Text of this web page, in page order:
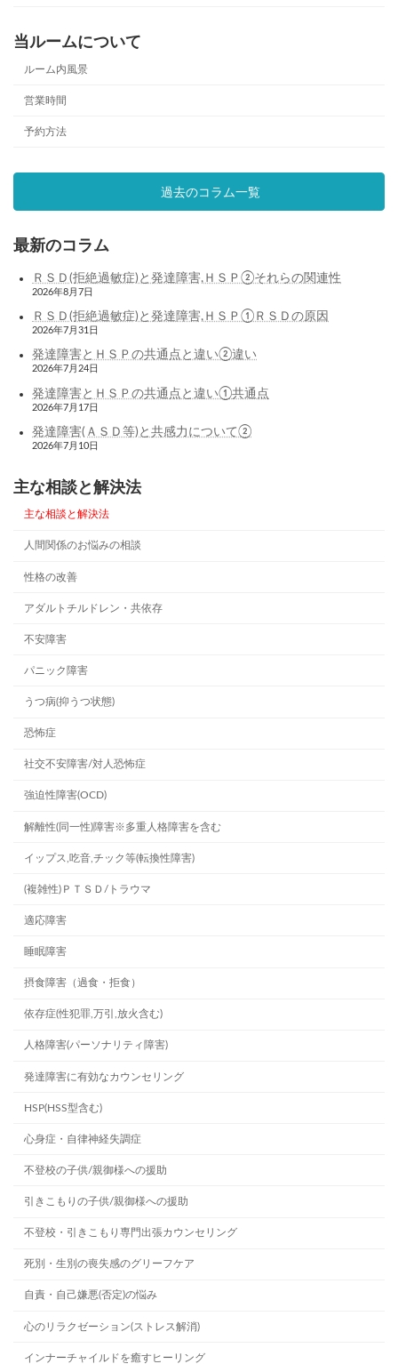
当ルームについて
ルーム内風景
営業時間
予約方法
過去のコラム一覧
最新のコラム
ＲＳＤ(拒絶過敏症)と発達障害,ＨＳＰ②それらの関連性
2026年8月7日
ＲＳＤ(拒絶過敏症)と発達障害,ＨＳＰ①ＲＳＤの原因
2026年7月31日
発達障害とＨＳＰの共通点と違い②違い
2026年7月24日
発達障害とＨＳＰの共通点と違い①共通点
2026年7月17日
発達障害(ＡＳＤ等)と共感力について②
2026年7月10日
主な相談と解決法
主な相談と解決法
人間関係のお悩みの相談
性格の改善
アダルトチルドレン・共依存
不安障害
パニック障害
うつ病(抑うつ状態)
恐怖症
社交不安障害/対人恐怖症
強迫性障害(OCD)
解離性(同一性)障害※多重人格障害を含む
イップス,吃音,チック等(転換性障害)
(複雑性)ＰＴＳＤ/トラウマ
適応障害
睡眠障害
摂食障害（過食・拒食）
依存症(性犯罪,万引,放火含む)
人格障害(パーソナリティ障害)
発達障害に有効なカウンセリング
HSP(HSS型含む)
心身症・自律神経失調症
不登校の子供/親御様への援助
引きこもりの子供/親御様への援助
不登校・引きこもり専門出張カウンセリング
死別・生別の喪失感のグリーフケア
自責・自己嫌悪(否定)の悩み
心のリラクゼーション(ストレス解消)
インナーチャイルドを癒すヒーリング